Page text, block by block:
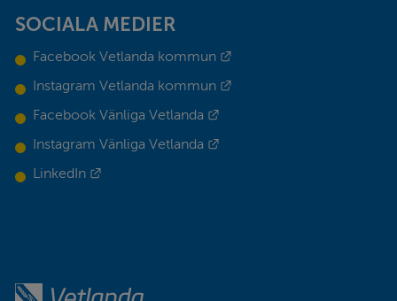
SOCIALA MEDIER
Facebook Vetlanda kommun
Instagram Vetlanda kommun
Facebook Vänliga Vetlanda
Instagram Vänliga Vetlanda
LinkedIn